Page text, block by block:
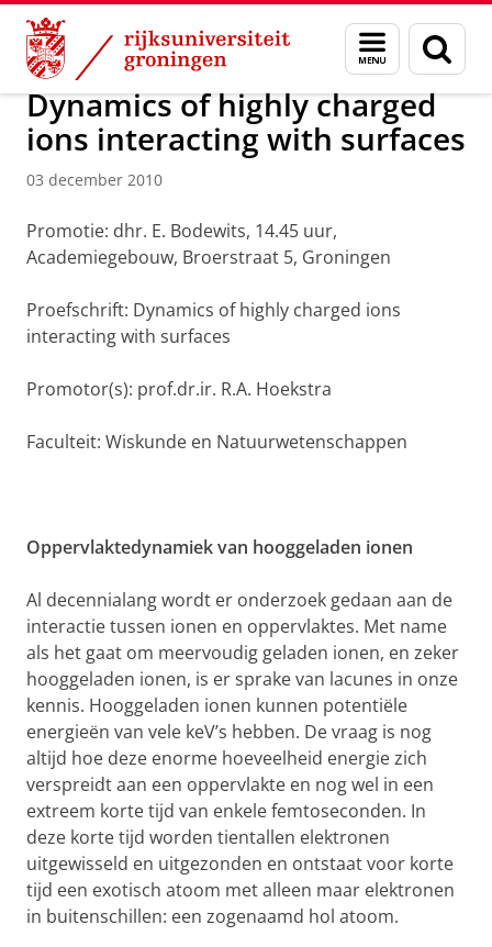
Skip
Content
Skip
Navigation
Menu
en
zoeken
Over ons Actueel Nieuws Nieuwsberichten
Dynamics of highly charged
ions interacting with surfaces
03 december 2010
Promotie: dhr. E. Bodewits, 14.45 uur,
Academiegebouw, Broerstraat 5, Groningen
Proefschrift: Dynamics of highly charged ions
interacting with surfaces
Promotor(s): prof.dr.ir. R.A. Hoekstra
Faculteit: Wiskunde en Natuurwetenschappen
Oppervlaktedynamiek van hooggeladen ionen
Al decennialang wordt er onderzoek gedaan aan de
interactie tussen ionen en oppervlaktes. Met name
als het gaat om meervoudig geladen ionen, en zeker
hooggeladen ionen, is er sprake van lacunes in onze
kennis. Hooggeladen ionen kunnen potentiële
energieën van vele keV’s hebben. De vraag is nog
altijd hoe deze enorme hoeveelheid energie zich
verspreidt aan een oppervlakte en nog wel in een
extreem korte tijd van enkele femtoseconden. In
deze korte tijd worden tientallen elektronen
uitgewisseld en uitgezonden en ontstaat voor korte
tijd een exotisch atoom met alleen maar elektronen
in buitenschillen: een zogenaamd hol atoom.